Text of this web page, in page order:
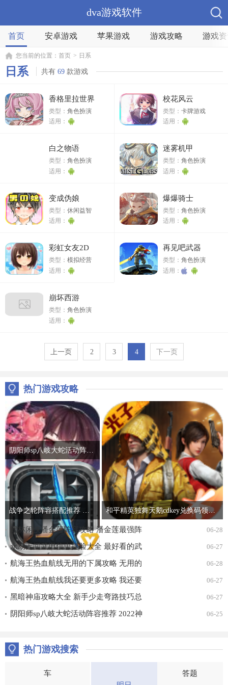
dva游戏软件
首页 安卓游戏 苹果游戏 游戏攻略 游戏
您当前的位置： 首页 > 日系
日系 共有 69 款游戏
香格里拉世界
类型： 角色扮演
适用：
校花风云
类型：卡牌游戏
适用：
白之物语
类型： 角色扮演
适用：
迷雾机甲
类型：角色扮演
适用：
变成伪娘
类型： 休闲益智
适用：
爆爆骑士
类型：角色扮演
适用：
彩虹女友2D
类型： 模拟经营
适用：
再见吧武器
类型：角色扮演
适用：
崩坏西游
类型： 角色扮演
适用：
上一页 2 3 4 下一页
热门游戏攻略
阴阳师sp八岐大蛇活动阵容推荐 2022神堕八岐大蛇活动通关攻略
和平精英独舞天鹅cdkey兑换码领取免费2022 吃鸡独舞天鹅cdk兑换码最新汇总
武林闲侠潘金莲阵容攻略 潘金莲最强阵
容搭配推荐
06-28
永劫无间武田信忠捏脸大全 最好看的武
田信忠捏脸数据一览
06-27
航海王热血航线无用的下属攻略 无用的
下属探索通关打法详解
06-28
航海王热血航线我还要更多攻略 我还要
更多无尽探索通关打法详解
06-27
黑暗神庙攻略大全 新手少走弯路技巧总
汇
06-27
阴阳师sp八岐大蛇活动阵容推荐 2022神 06-25
热门游戏搜索
车
答题